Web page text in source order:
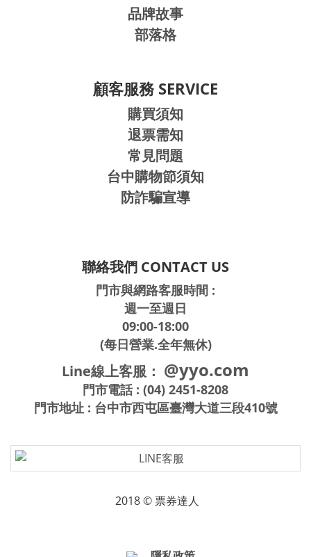
品牌故事
部落格
顧客服務 SERVICE
購買須知
退票需知
常見問題
台中購物節須知
防詐騙宣導
聯絡我們 CONTACT US
門市與網路客服時間 :
週一至週日
09:00-18:00
(每日營業.全年無休)
Line線上客服： @yyo.com
門市電話 : (04) 2451-8208
門市地址 : 台中市西屯區臺灣大道三段410號
2018 © 票券達人